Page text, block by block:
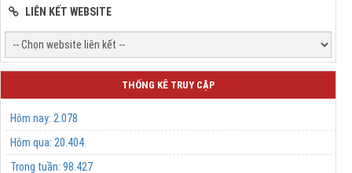
LIÊN KẾT WEBSITE
THỐNG KÊ TRUY CẬP
Hôm nay: 2.078
Hôm qua: 20.404
Trong tuần: 98.427